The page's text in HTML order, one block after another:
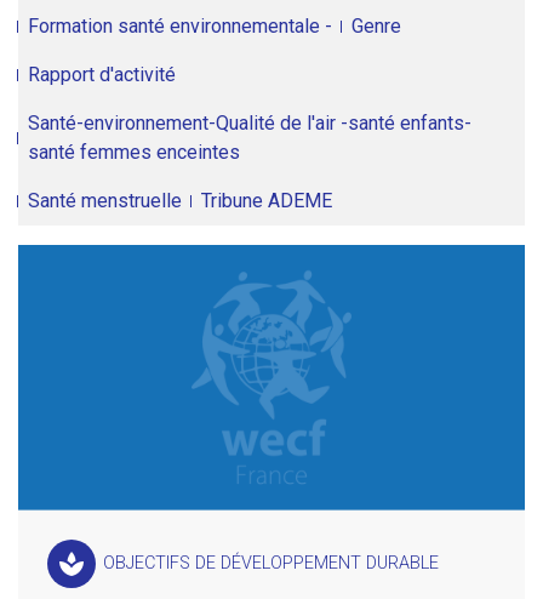
Formation santé environnementale - Genre
Rapport d'activité
Santé-environnement-Qualité de l'air -santé enfants-
santé femmes enceintes
Santé menstruelle Tribune ADEME
spa OBJECTIFS DE DÉVELOPPEMENT DURABLE